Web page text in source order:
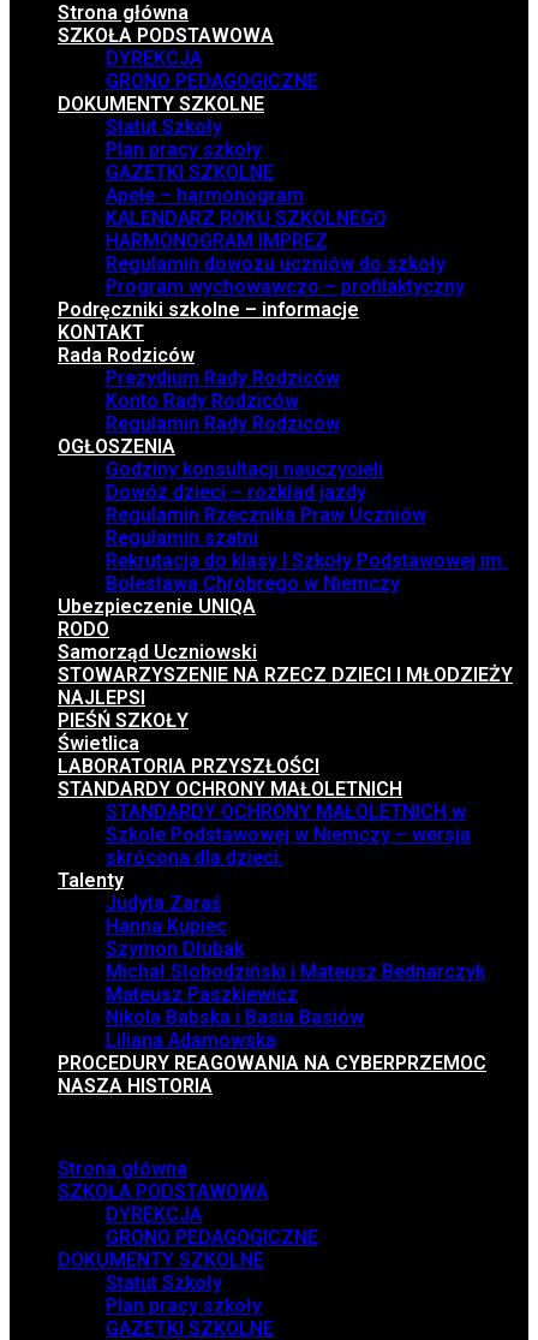
Strona główna
SZKOŁA PODSTAWOWA
DYREKCJA
GRONO PEDAGOGICZNE
DOKUMENTY SZKOLNE
Statut Szkoły
Plan pracy szkoły
GAZETKI SZKOLNE
Apele – harmonogram
KALENDARZ ROKU SZKOLNEGO
HARMONOGRAM IMPREZ
Regulamin dowozu uczniów do szkoły
Program wychowawczo – profilaktyczny
Podręczniki szkolne – informacje
KONTAKT
Rada Rodziców
Prezydium Rady Rodziców
Konto Rady Rodziców
Regulamin Rady Rodziców
OGŁOSZENIA
Godziny konsultacji nauczycieli
Dowóz dzieci – rozkład jazdy
Regulamin Rzecznika Praw Uczniów
Regulamin szatni
Rekrutacja do klasy I Szkoły Podstawowej im.
Bolesława Chrobrego w Niemczy
Ubezpieczenie UNIQA
RODO
Samorząd Uczniowski
STOWARZYSZENIE NA RZECZ DZIECI I MŁODZIEŻY
NAJLEPSI
PIEŚŃ SZKOŁY
Świetlica
LABORATORIA PRZYSZŁOŚCI
STANDARDY OCHRONY MAŁOLETNICH
STANDARDY OCHRONY MAŁOLETNICH w
Szkole Podstawowej w Niemczy – wersja
skrócona dla dzieci.
Talenty
Judyta Zaraś
Hanna Kupiec
Szymon Dłubak
Michał Słobodziński i Mateusz Bednarczyk
Mateusz Paszkiewicz
Nikola Babska i Basia Basiów
Liliana Adamowska
PROCEDURY REAGOWANIA NA CYBERPRZEMOC
NASZA HISTORIA
Strona główna
SZKOŁA PODSTAWOWA
DYREKCJA
GRONO PEDAGOGICZNE
DOKUMENTY SZKOLNE
Statut Szkoły
Plan pracy szkoły
GAZETKI SZKOLNE